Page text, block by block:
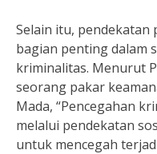
Selain itu, pendekatan
bagian penting dalam
kriminalitas. Menurut
seorang pakar
Mada, “Pencegahan
melalui pendekatan
untuk mencegah